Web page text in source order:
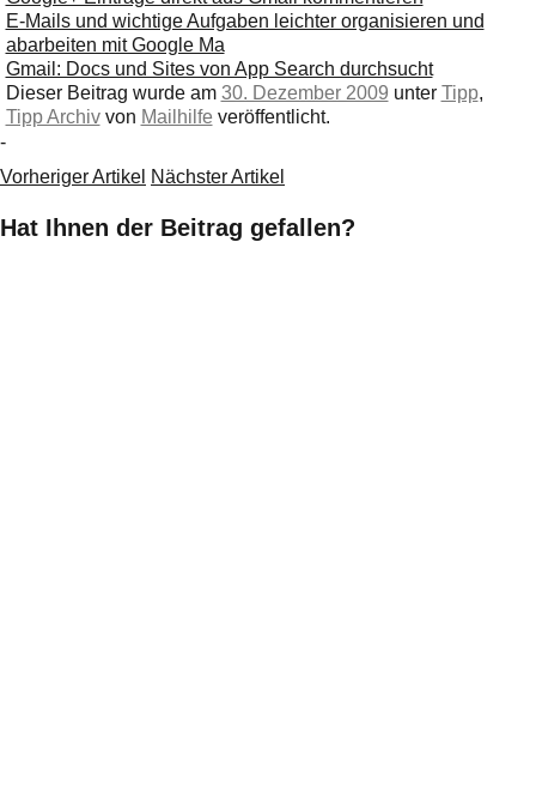
E-Mails und wichtige Aufgaben leichter organisieren und
abarbeiten mit Google Ma
Gmail: Docs und Sites von App Search durchsucht
Dieser Beitrag wurde am 30. Dezember 2009 unter Tipp,
Tipp Archiv von Mailhilfe veröffentlicht.
-
Vorheriger Artikel Nächster Artikel
Hat Ihnen der Beitrag gefallen?